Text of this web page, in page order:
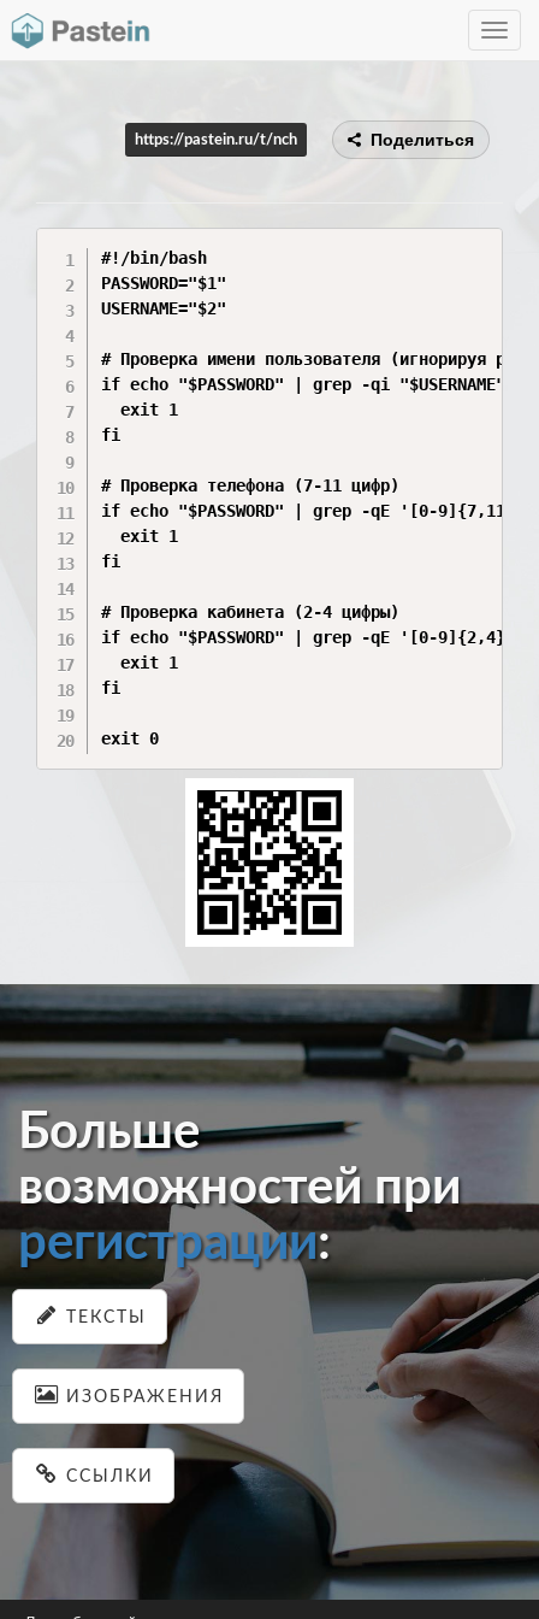
Toggle
https://pastein.ru/t/nch Поделиться
#!/bin/bash
PASSWORD="$1"
USERNAME="$2"
# Проверка имени пользователя (игнорируя
if echo "$PASSWORD" | grep -qi "$USERNAME";
  exit 1
fi
# Проверка телефона (7-11 цифр)
if echo "$PASSWORD" | grep -qE '[0-
  exit 1
fi
# Проверка кабинета (2-4 цифры)
if echo "$PASSWORD" | grep -qE '[0-9]{2,4}';
  exit 1
fi
exit 0
Больше
возможностей при
регистрации:
ТЕКСТЫ
ИЗОБРАЖЕНИЯ
ССЫЛКИ